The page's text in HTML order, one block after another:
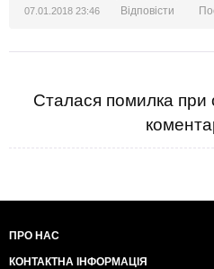
07.01.2018 23:46 Відповісти
Сталася помилка при
ПРО НАС
КОНТАКТНА ІНФОРМАЦІЯ